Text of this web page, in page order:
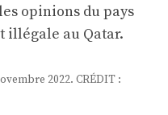
opinions du pays
illégale au Qatar.
2022. CRÉDIT :